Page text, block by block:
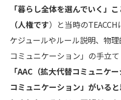
「暮らし全体を選んでいく」
（人権です）と当時のTEACCH
ケジュールやルール説明、物
コミュニケーション」の手立
「AAC（拡大代替コミュニケー
コミュニケーション」がいる